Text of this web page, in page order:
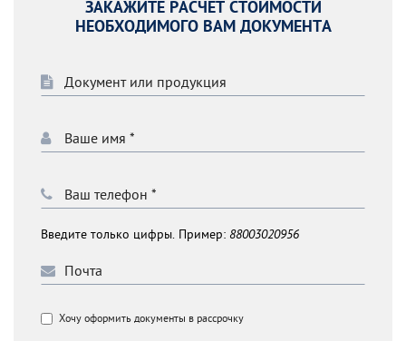
ЗАКАЖИТЕ РАСЧЕТ СТОИМОСТИ
НЕОБХОДИМОГО ВАМ ДОКУМЕНТА
Введите только цифры. Пример: 88003020956
Хочу оформить документы в рассрочку